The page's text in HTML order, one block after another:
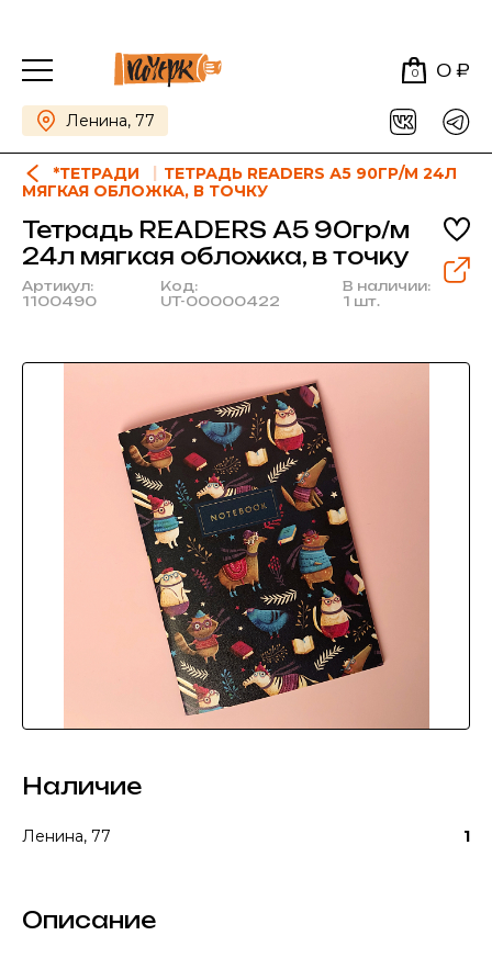
0 0 ₽
Ленина, 77
*ТЕТРАДИ
ТЕТРАДЬ READERS А5 90ГР/М 24Л
МЯГКАЯ ОБЛОЖКА, В ТОЧКУ
Тетрадь READERS А5 90гр/м
24л мягкая обложка, в точку
Артикул:
1100490
Код:
UT-00000422
В наличии:
1 шт.
Наличие
Ленина, 77 1
Описание